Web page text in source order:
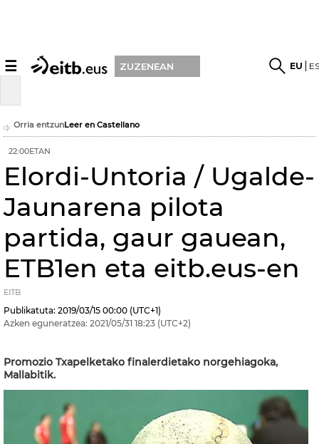
☰ ZUZENEAN EU
Orria entzunLeer en Castellano
22:00ETAN
Elordi-Untoria / Ugalde-
Jaunarena pilota
partida, gaur gauean,
ETB1en eta eitb.eus-en
EITB
Publikatuta: 2019/03/15 00:00 (UTC+1)
Azken eguneratzea: 2021/05/31 18:23 (UTC+2)
Promozio Txapelketako finalerdietako norgehiagoka,
Mallabitik.